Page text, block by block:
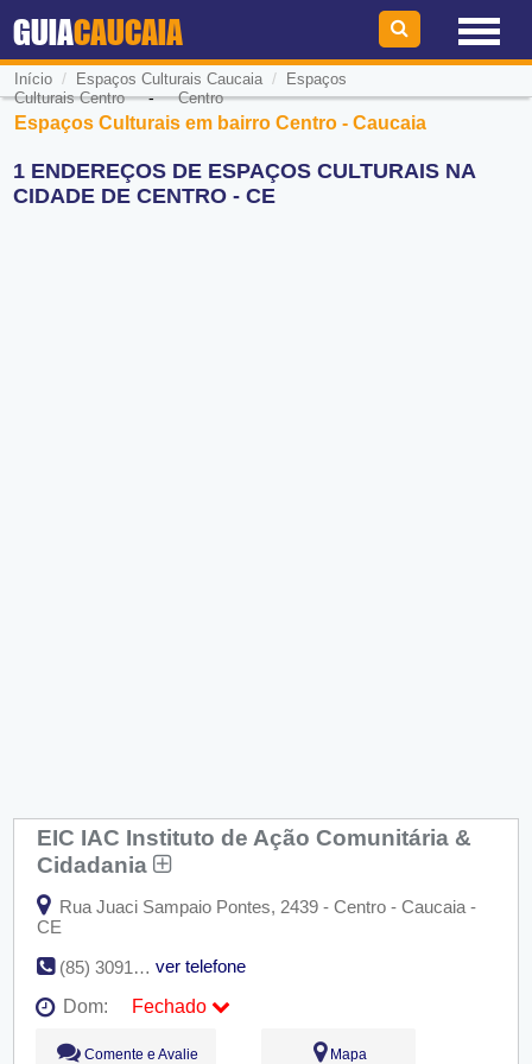
GUIACAUCAIA
Início / Espaços Culturais Caucaia/
Espaços
Culturais Centro-Centro
Espaços Culturais em bairro Centro - Caucaia
1 ENDEREÇOS DE ESPAÇOS CULTURAIS NA
CIDADE DE CENTRO - CE
EIC IAC Instituto de Ação Comunitária &
Cidadania
Rua Juaci Sampaio Pontes, 2439 - Centro - Caucaia -
CE
(85) 3091-4629
ver telefone
Dom:
Fechado
Seg:
Ter:
09:00 - 18:00
Comente e Avalie Mapa